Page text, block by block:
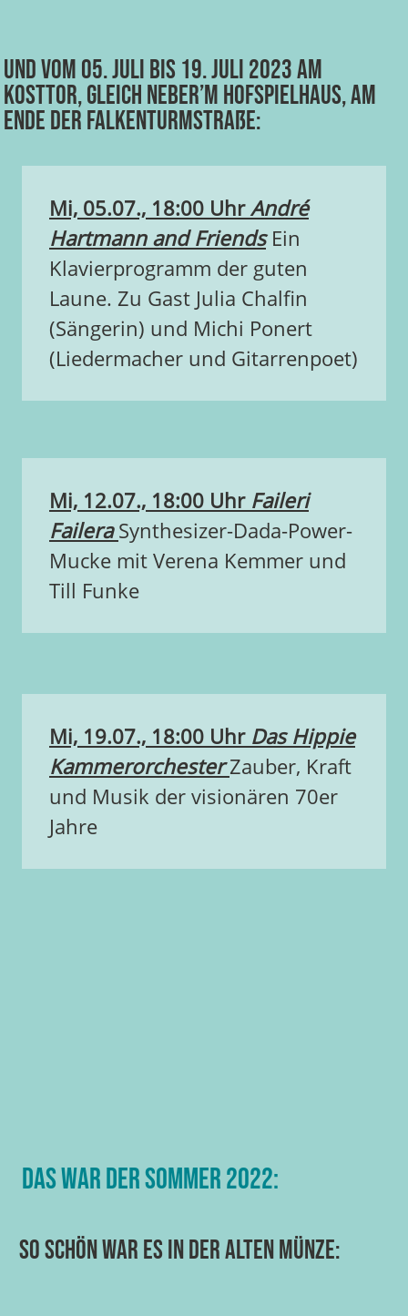
Und vom 05. Juli bis 19. Juli 2023 am
Kosttor, gleich neber’m HOFSPIELHAUS, am
Ende der Falkenturmstraße:
Mi, 05.07., 18:00 UhrAndré
Hartmann and FriendsEin
Klavierprogramm der guten
Laune. Zu Gast Julia Chalfin
(Sängerin) und Michi Ponert
(Liedermacher und Gitarrenpoet)
Mi, 12.07., 18:00 Uhr Faileri
Failera Synthesizer-Dada-Power-
Mucke mit Verena Kemmer und
Till Funke
Mi, 19.07., 18:00 Uhr Das Hippie
Kammerorchester Zauber, Kraft
und Musik der visionären 70er
Jahre
Das war der Sommer 2022:
So schön war es in der Alten Münze: